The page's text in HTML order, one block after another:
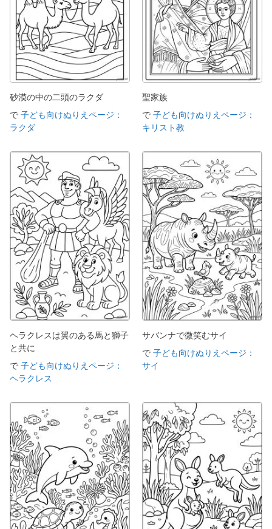
砂漠の中の二頭のラクダ
で 子ども向けぬりえページ：
ラクダ
聖家族
で 子ども向けぬりえページ：
キリスト教
ヘラクレスは翼のある馬と獅子
と共に
で 子ども向けぬりえページ：
ヘラクレス
サバンナで微笑むサイ
で 子ども向けぬりえページ：
サイ